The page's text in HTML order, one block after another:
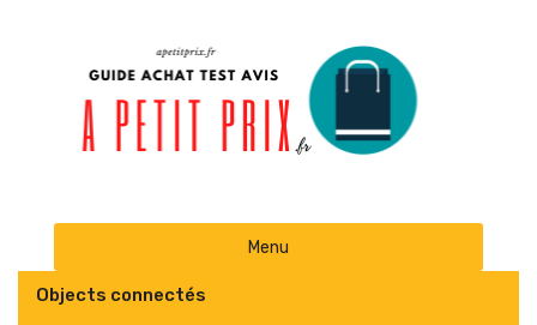
content
Menu
Objects connectés